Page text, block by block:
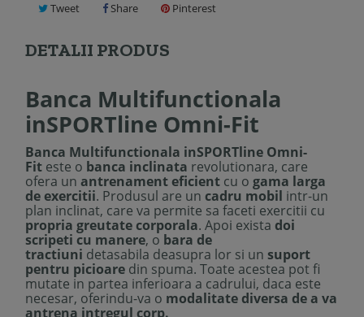
Tweet Share Pinterest
DETALII PRODUS
Banca Multifunctionala
inSPORTline Omni-Fit
Banca Multifunctionala inSPORTline Omni-
Fit este o banca inclinata revolutionara, care
ofera un antrenament eficient cu o gama larga
de exercitii. Produsul are un cadru mobil intr-un
plan inclinat, care va permite sa faceti exercitii cu
propria greutate corporala. Apoi exista doi
scripeti cu manere, o bara de
tractiuni detasabila deasupra lor si un suport
pentru picioare din spuma. Toate acestea pot fi
mutate in partea inferioara a cadrului, daca este
necesar, oferindu-va o modalitate diversa de a va
antrena intregul corp.